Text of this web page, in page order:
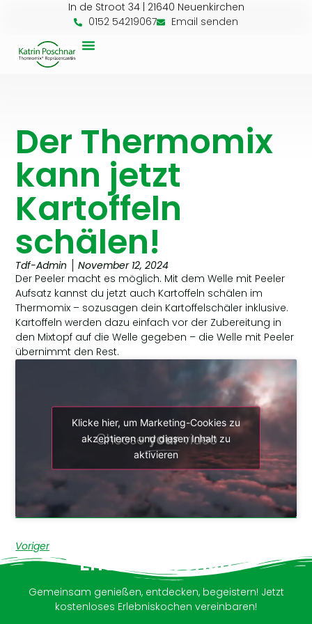
In de Stroot 34 | 21640 Neuenkirchen
0152 54219067
Email senden
Der Thermomix
kann jetzt
Kartoffeln
schälen!
Tdf-Admin
November 12, 2024
Der Peeler macht es möglich. Mit dem Welle mit Peeler
Aufsatz kannst du jetzt auch Kartoffeln schälen im
Thermomix – sozusagen dein Kartoffelschäler inklusive.
Kartoffeln werden dazu einfach vor der Zubereitung in
den Mixtopf auf die Welle gegeben – die Welle mit Peeler
übernimmt den Rest.
Klicke hier, um Marketing-Cookies zu
akzeptieren und diesen Inhalt zu
aktivieren
Voriger
Erlebniskochen
Gemeinsam genießen, entdecken, begeistern! Jetzt
kostenloses Erlebniskochen vereinbaren!